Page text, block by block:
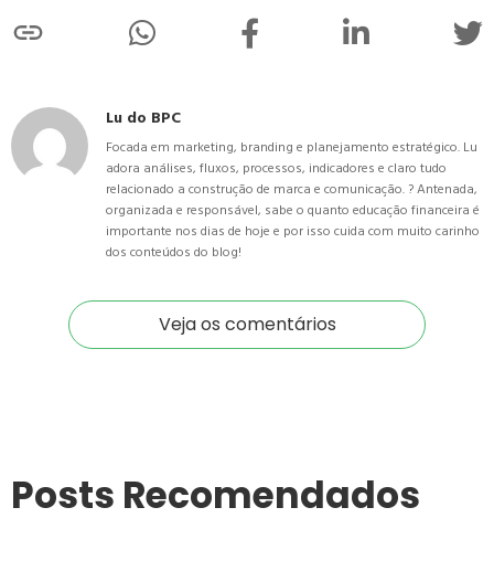
Lu do BPC
Focada em marketing, branding e planejamento estratégico. Lu
adora análises, fluxos, processos, indicadores e claro tudo
relacionado a construção de marca e comunicação. ? Antenada,
organizada e responsável, sabe o quanto educação financeira é
importante nos dias de hoje e por isso cuida com muito carinho
dos conteúdos do blog!
Veja os comentários
Posts Recomendados